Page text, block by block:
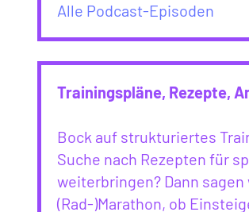
Alle Podcast-Episoden
Trainingspläne, Rezepte,
Bock auf strukturiertes
Suche nach Rezepten für
weiterbringen? Dann
(Rad-)Marathon, ob